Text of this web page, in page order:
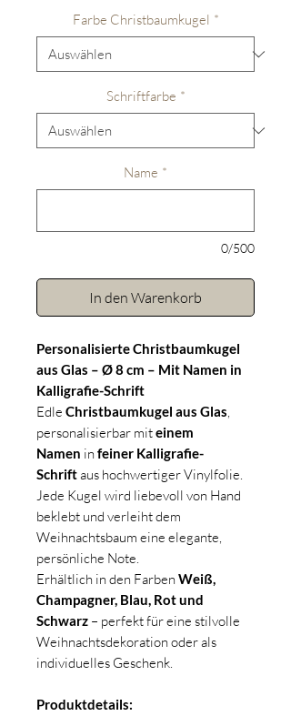
Farbe Christbaumkugel *
Schriftfarbe *
Name *
0/500
In den Warenkorb
Personalisierte Christbaumkugel
aus Glas – Ø 8 cm – Mit Namen in
Kalligrafie-Schrift
Edle Christbaumkugel aus Glas,
personalisierbar miteinem
Namen in feiner Kalligrafie-
Schriftaus hochwertiger Vinylfolie.
Jede Kugel wird liebevoll von Hand
beklebt und verleiht dem
Weihnachtsbaum eine elegante,
persönliche Note.
Erhältlich in den Farben Weiß,
Champagner, Blau, Rot und
Schwarz – perfekt für eine stilvolle
Weihnachtsdekoration oder als
individuelles Geschenk.
Produktdetails: